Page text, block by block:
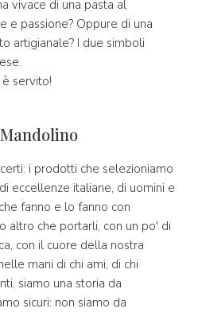
vivace di una pasta al
e passione? Oppure di una
artigianale? I due simboli
è servito!
i prodotti che selezioniamo
eccellenze italiane, di uomini e
fanno e lo fanno con
altro che portarli, con un po' di
con il cuore della nostra
mani di chi ami, di chi
siamo una storia da
sicuri: non siamo da